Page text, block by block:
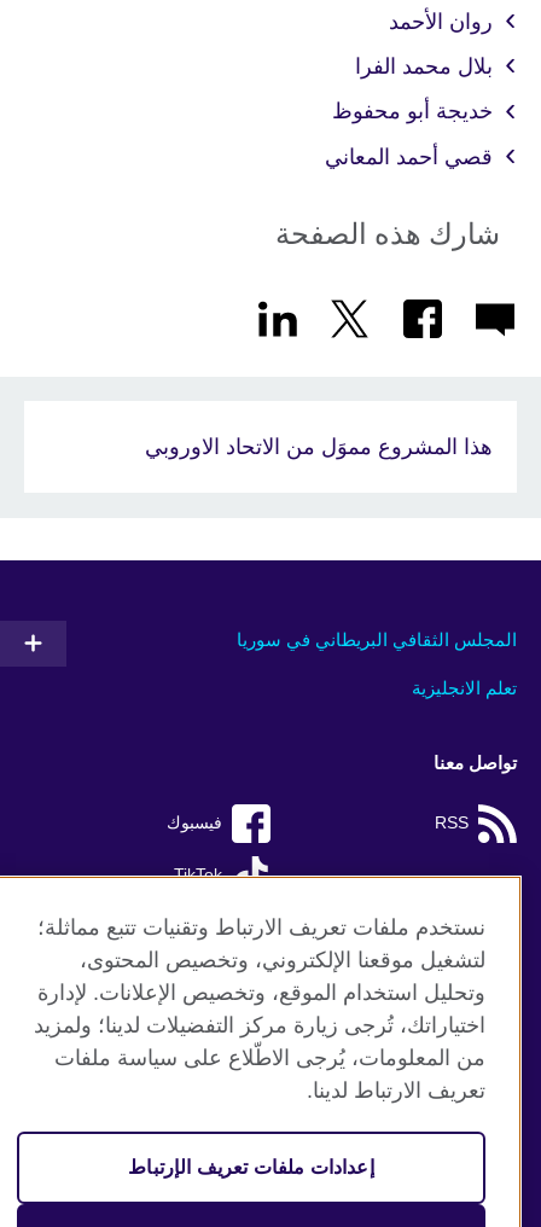
روان الأحمد
بلال محمد الفرا
خديجة أبو محفوظ
قصي أحمد المعاني
شارك هذه الصفحة
هذا المشروع مموَل من الاتحاد الاوروبي
المجلس الثقافي البريطاني في سوريا
تعلم الانجليزية
تواصل معنا
فيسبوك RSS
TikTok
موقع المجلس الثقافي البريطاني العالمي
الخصوصية وشروط الاستخدام
ملفات تعريف الإرتباط
خريطة الموقع
منظمة المملكة المتحدة الدولية للعلاقات الثقافية والفرص
نستخدم ملفات تعريف الارتباط وتقنيات تتبع مماثلة؛
لتشغيل موقعنا الإلكتروني، وتخصيص المحتوى،
وتحليل استخدام الموقع، وتخصيص الإعلانات. لإدارة
اختياراتك، تُرجى زيارة مركز التفضيلات لدينا؛ ولمزيد
من المعلومات، يُرجى الاطّلاع على سياسة ملفات
تعريف الارتباط لدينا.
إعدادات ملفات تعريف الإرتباط